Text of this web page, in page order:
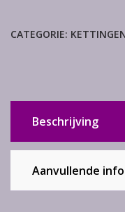
cm
CATEGORIE:
Beschrijving
Aanvullende